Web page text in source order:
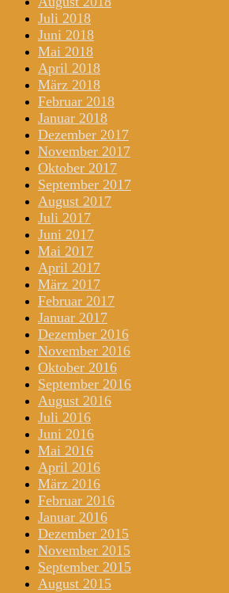
Juli 2018
Juni 2018
Mai 2018
April 2018
März 2018
Februar 2018
Januar 2018
Dezember 2017
November 2017
Oktober 2017
September 2017
August 2017
Juli 2017
Juni 2017
Mai 2017
April 2017
März 2017
Februar 2017
Januar 2017
Dezember 2016
November 2016
Oktober 2016
September 2016
August 2016
Juli 2016
Juni 2016
Mai 2016
April 2016
März 2016
Februar 2016
Januar 2016
Dezember 2015
November 2015
September 2015
August 2015